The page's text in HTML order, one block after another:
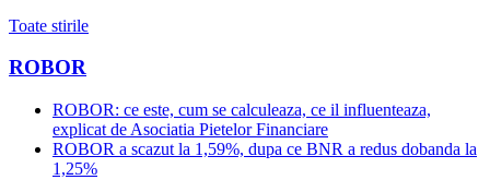
Toate stirile
ROBOR
ROBOR: ce este, cum se calculeaza, ce il influenteaza,
explicat de Asociatia Pietelor Financiare
ROBOR a scazut la 1,59%, dupa ce BNR a redus dobanda la
1,25%